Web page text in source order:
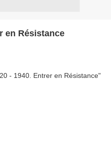
en Résistance